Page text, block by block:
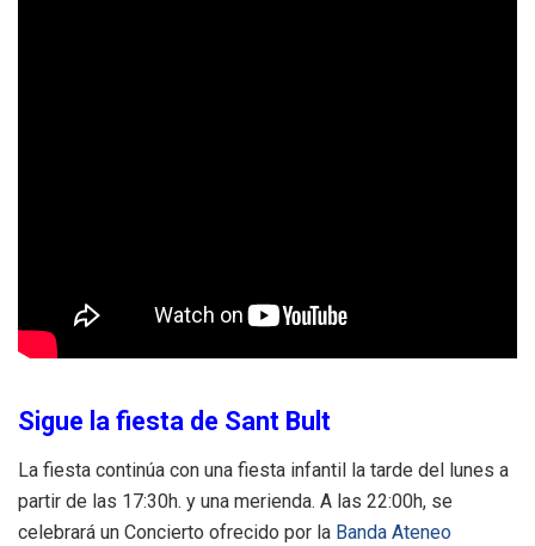
Sigue la fiesta de Sant Bult
La fiesta continúa con una fiesta infantil la tarde del lunes a
partir de las 17:30h. y una merienda. A las 22:00h, se
celebrará un Concierto ofrecido por la Banda Ateneo